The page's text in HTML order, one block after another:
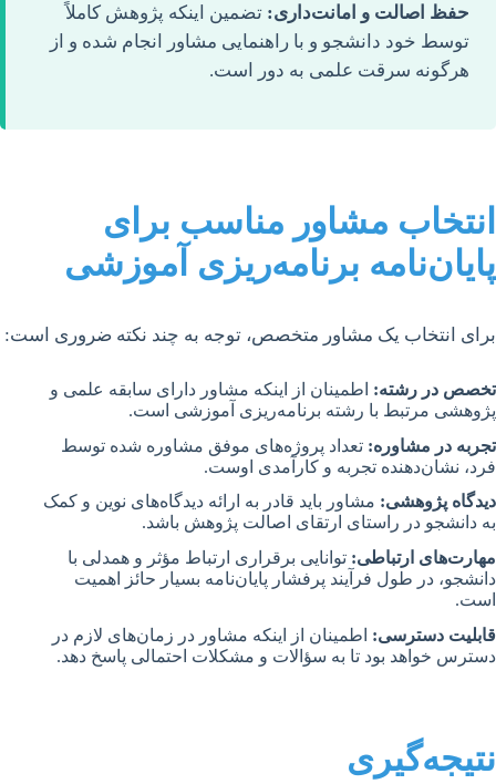
حفظ اصالت و امانت‌داری: تضمین اینکه پژوهش کاملاً
توسط خود دانشجو و با راهنمایی مشاور انجام شده و از
هرگونه سرقت علمی به دور است.
انتخاب مشاور مناسب برای
پایان‌نامه برنامه‌ریزی آموزشی
برای انتخاب یک مشاور متخصص، توجه به چند نکته ضروری است:
تخصص در رشته: اطمینان از اینکه مشاور دارای سابقه علمی و
پژوهشی مرتبط با رشته برنامه‌ریزی آموزشی است.
تجربه در مشاوره: تعداد پروژه‌های موفق مشاوره شده توسط
فرد، نشان‌دهنده تجربه و کارآمدی اوست.
دیدگاه پژوهشی: مشاور باید قادر به ارائه دیدگاه‌های نوین و کمک
به دانشجو در راستای ارتقای اصالت پژوهش باشد.
مهارت‌های ارتباطی: توانایی برقراری ارتباط مؤثر و همدلی با
دانشجو، در طول فرآیند پرفشار پایان‌نامه بسیار حائز اهمیت
است.
قابلیت دسترسی: اطمینان از اینکه مشاور در زمان‌های لازم در
دسترس خواهد بود تا به سؤالات و مشکلات احتمالی پاسخ دهد.
نتیجه‌گیری